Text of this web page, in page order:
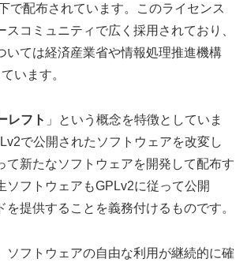
で配布されています。このライセンス
スコミュニティで広く採用されており、
いては経済産業省や情報処理推進機構
います。
レフト 」という概念を特徴としていま
で公開されたソフトウェアを改変し
て新たなソフトウェアを開発して配布す
ソフトウェアもGPLv2に従って公開
を提供することを義務付けるものです。
ソフトウェアの自由な利用が継続的に確